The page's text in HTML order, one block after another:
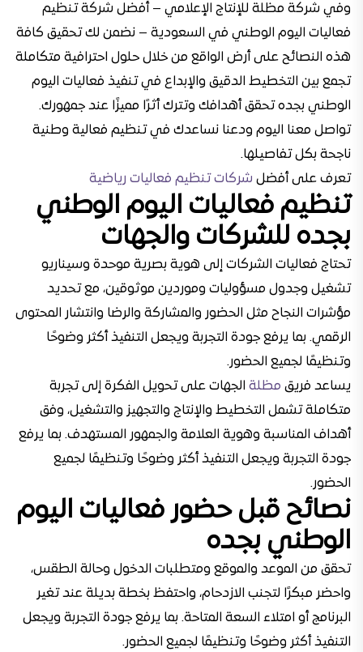
وفي شركة مظلة للإنتاج الإعلامي – أفضل شركة تنظيم
فعاليات اليوم الوطني في السعودية – نضمن لك تحقيق كافة
هذه النصائح على أرض الواقع من خلال حلول احترافية متكاملة
تجمع بين التخطيط الدقيق والإبداع في تنفيذ فعاليات اليوم
الوطني بجده تحقق أهدافك وتترك أثرًا مميزًا عند جمهورك.
تواصل معنا اليوم ودعنا نساعدك في تنظيم فعالية وطنية
ناجحة بكل تفاصيلها.
تعرف على أفضل شركات تنظيم فعاليات رياضية
تنظيم فعاليات اليوم الوطني
بجده للشركات والجهات
تحتاج فعاليات الشركات إلى هوية بصرية موحدة وسيناريو
تشغيل وجدول مسؤوليات وموردين موثوقين، مع تحديد
مؤشرات النجاح مثل الحضور والمشاركة والرضا وانتشار المحتوى
الرقمي. بما يرفع جودة التجربة ويجعل التنفيذ أكثر وضوحًا
وتنظيمًا لجميع الحضور.
يساعد فريق مظلة الجهات على تحويل الفكرة إلى تجربة
متكاملة تشمل التخطيط والإنتاج والتجهيز والتشغيل، وفق
أهداف المناسبة وهوية العلامة والجمهور المستهدف. بما يرفع
جودة التجربة ويجعل التنفيذ أكثر وضوحًا وتنظيمًا لجميع
الحضور.
نصائح قبل حضور فعاليات اليوم
الوطني بجده
تحقق من الموعد والموقع ومتطلبات الدخول وحالة الطقس،
واحضر مبكرًا لتجنب الازدحام، واحتفظ بخطة بديلة عند تغير
البرنامج أو امتلاء السعة المتاحة. بما يرفع جودة التجربة ويجعل
التنفيذ أكثر وضوحًا وتنظيمًا لجميع الحضور.